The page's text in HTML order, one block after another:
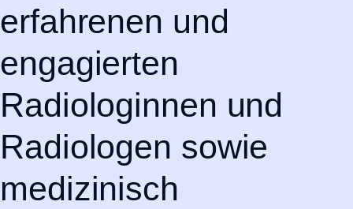
erfahrenen und
engagierten
Radiologinnen und
Radiologen sowie
medizinisch